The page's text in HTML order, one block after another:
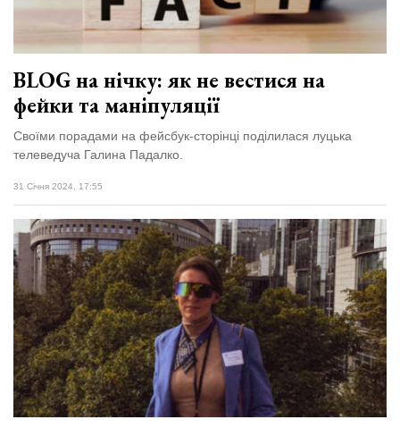
BLOG на нічку: як не вестися на
фейки та маніпуляції
Своїми порадами на фейсбук-сторінці поділилася луцька
телеведуча Галина Падалко.
31 Січня 2024, 17:55